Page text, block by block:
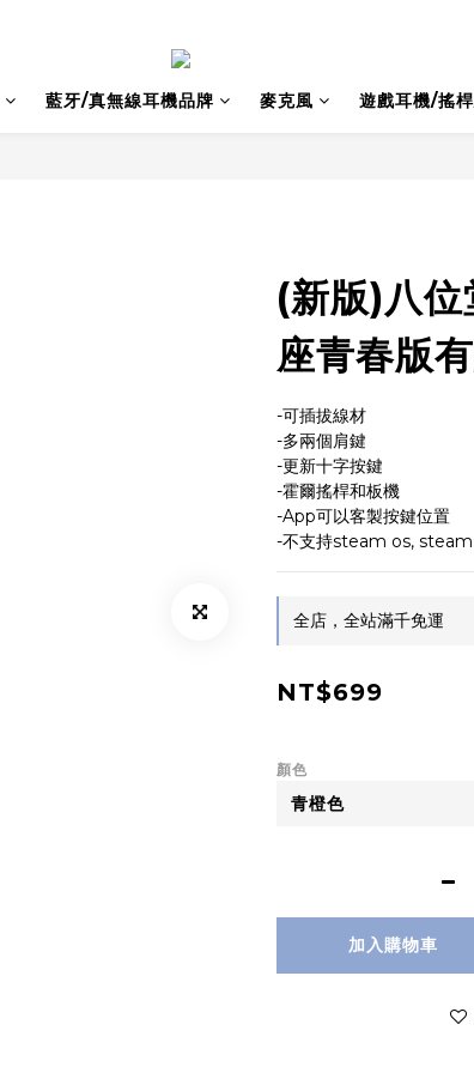
藍牙/真無線耳機品牌 麥克風 遊戲耳機/搖
(新版)八
座青春版
-可插拔線材
-多兩個肩鍵
-更新十字按鍵
-霍爾搖桿和板機
-App可以客製按鍵位置
-不支持steam os,
全店，全站滿千免運
NT$699
顏色
加入購物車